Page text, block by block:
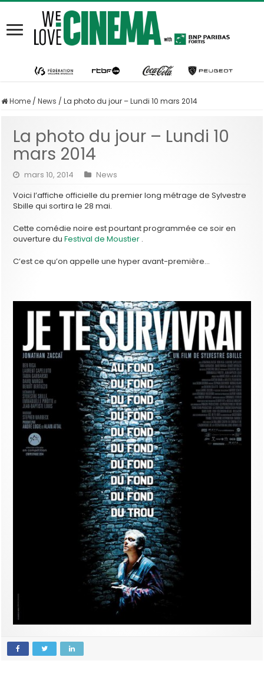
Home / News / La photo du jour – Lundi 10 mars 2014
La photo du jour – Lundi 10
mars 2014
mars 10, 2014
News
Voici l’affiche officielle du premier long métrage de Sylvestre
Sbille qui sortira le 28 mai.
Cette comédie noire est pourtant programmée ce soir en
ouverture duFestival de Moustier .
C’est ce qu’on appelle une hyper avant-première…